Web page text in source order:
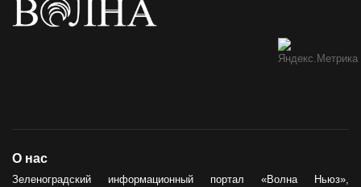
О нас
Зеленоградский информационный портал «Волна Ньюз»,